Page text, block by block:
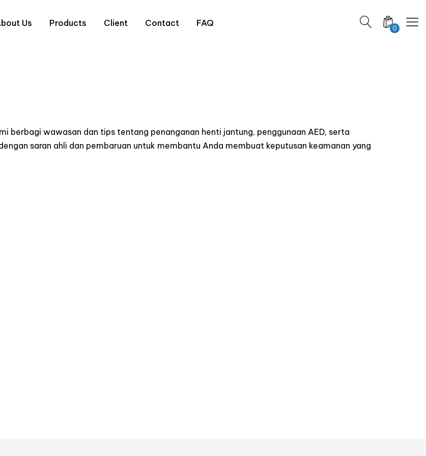
Us Products Client Contact FAQ 0
berbagi wawasan dan tips tentang penanganan henti jantung, penggunaan AED, serta
saran ahli dan pembaruan untuk membantu Anda membuat keputusan keamanan yang